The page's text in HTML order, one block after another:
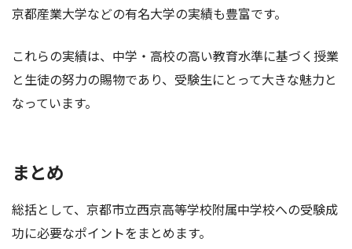
京都産業大学などの有名大学の実績も豊富です。
これらの実績は、中学・高校の高い教育水準に基づく授業
と生徒の努力の賜物であり、受験生にとって大きな魅力と
なっています。
まとめ
総括として、京都市立西京高等学校附属中学校への受験成
功に必要なポイントをまとめます。